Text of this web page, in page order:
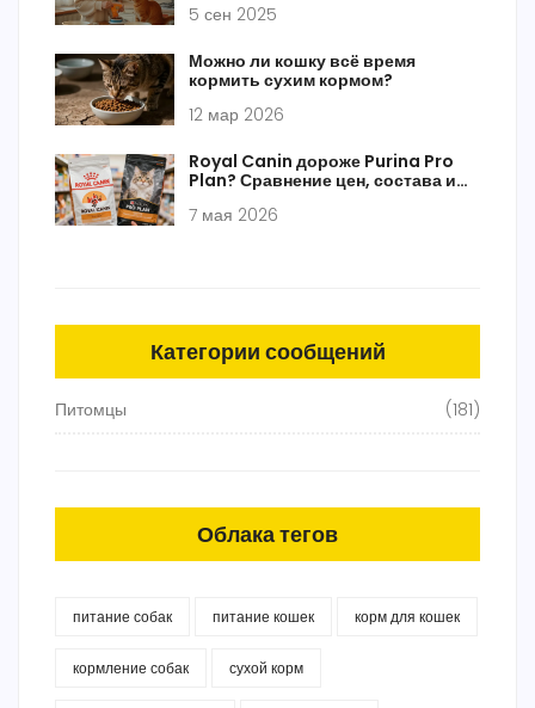
5 сен 2025
Можно ли кошку всё время
кормить сухим кормом?
12 мар 2026
Royal Canin дороже Purina Pro
Plan? Сравнение цен, состава и
7 мая 2026
Категории сообщений
Питомцы (181)
Облака тегов
питание собак питание кошек корм для кошек
кормление собак сухой корм